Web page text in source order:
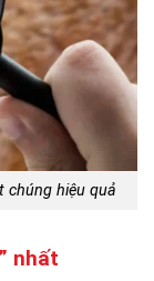
chúng hiệu quả
nhất